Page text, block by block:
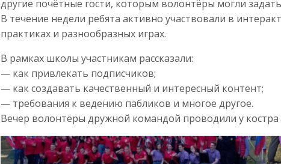
другие почётные гости, которым волонтёры могли
В течение недели ребята активно участвовали в
практиках и разнообразных играх.
В рамках школы участникам рассказали:
— как привлекать подписчиков;
— как создавать качественный и интересный контент;
— требования к ведению пабликов и многое другое.
Вечер волонтёры дружной командой проводили у